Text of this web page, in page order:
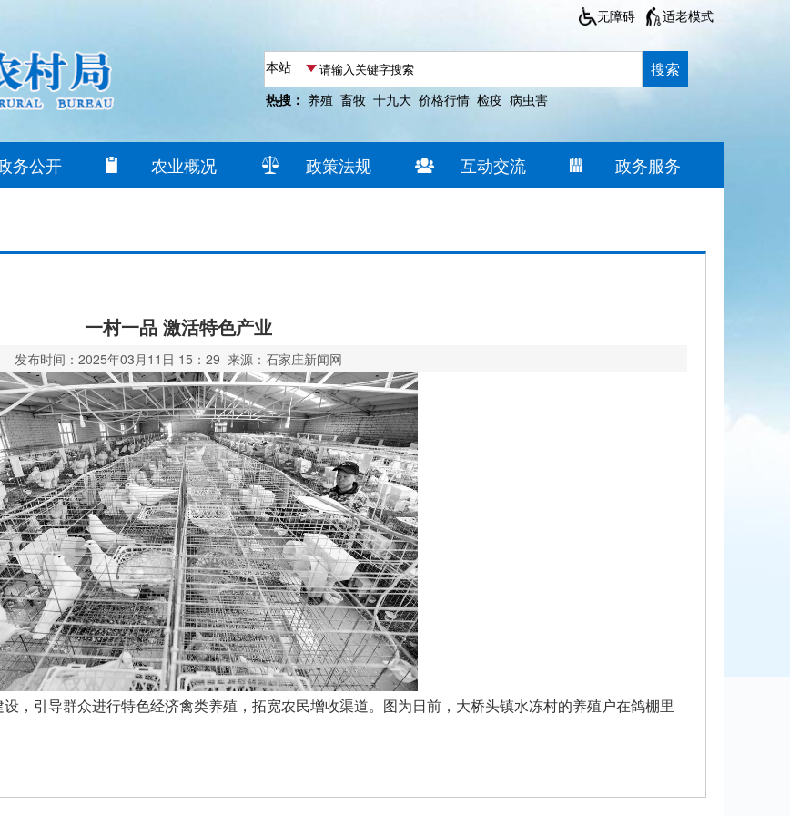
无障碍 适老模式
搜索
热搜： 养殖 畜牧 十九大 价格行情 检疫 病虫害
务公开 农业概况 政策法规 互动交流 政务服务
​一村一品 激活特色产业
发布时间：2025年03月11日 15：29 来源：石家庄新闻网
，引导群众进行特色经济禽类养殖，拓宽农民增收渠道。图为日前，大桥头镇水冻村的养殖户在鸽棚里